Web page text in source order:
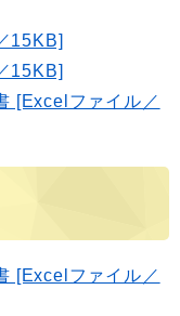
15KB]
15KB]
[Excelファイル／
[Excelファイル／